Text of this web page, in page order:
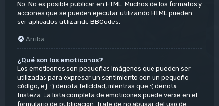
No. No es posible publicar en HTML. Muchos de los formatos y
acciones que se pueden ejecutar utilizando HTML pueden
ser aplicados utilizando BBCodes.
Arriba
¿Qué son los emoticonos?
Los emoticonos son pequeñas imágenes que pueden ser
utilizadas para expresar un sentimiento con un pequeño
código, e.j. :) denota felicidad, mientras que :( denota
tristeza. La lista completa de emoticones puede verse en el
formulario de publicación. Trate de no abusar del uso de